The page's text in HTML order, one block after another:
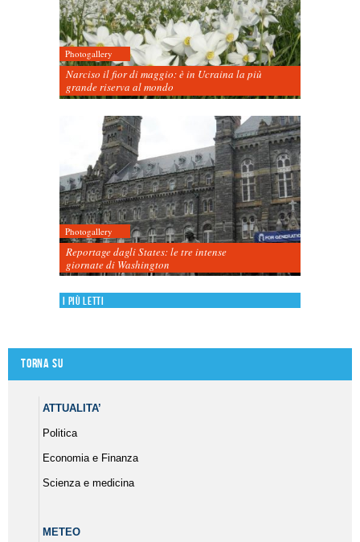
Photogallery
Narciso il fior di maggio: è in Ucraina la più
grande riserva al mondo
Photogallery
Reportage dagli States: le tre intense
giornate di Washington
I più letti
Torna su
ATTUALITA’
Politica
Economia e Finanza
Scienza e medicina
METEO